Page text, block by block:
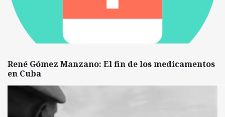
René Gómez Manzano: El fin de los medicamentos
en Cuba